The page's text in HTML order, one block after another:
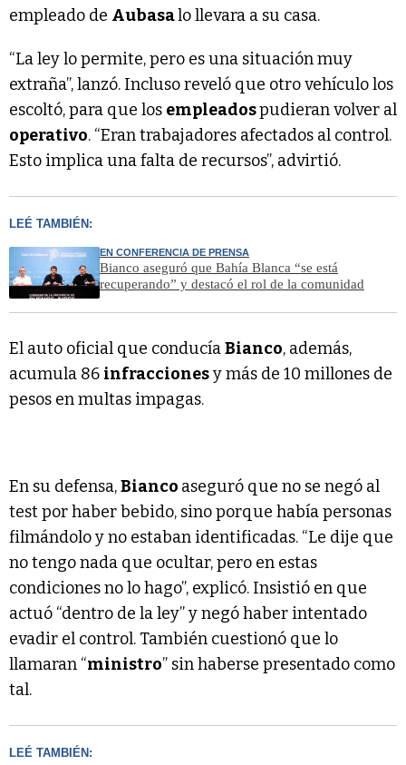
empleado de Aubasalo llevara a su casa.
“La ley lo permite, pero es una situación muy
extraña”, lanzó. Incluso reveló que otro vehículo los
escoltó, para que los empleadospudieran volver al
operativo. “Eran trabajadores afectados al control.
Esto implica una falta de recursos”, advirtió.
LEÉ TAMBIÉN:
EN CONFERENCIA DE PRENSA
Bianco aseguró que Bahía Blanca “se está
recuperando” y destacó el rol de la comunidad
El auto oficial que conducíaBianco, además,
acumula 86 infraccionesy más de 10 millones de
pesos en multas impagas.
En su defensa,Bianco aseguró que no se negó al
test por haber bebido, sino porque había personas
filmándolo y no estaban identificadas. “Le dije que
no tengo nada que ocultar, pero en estas
condiciones no lo hago”, explicó. Insistió en que
actuó “dentro de la ley” y negó haber intentado
evadir el control. También cuestionó que lo
llamaran “ministro” sin haberse presentado como
tal.
LEÉ TAMBIÉN: